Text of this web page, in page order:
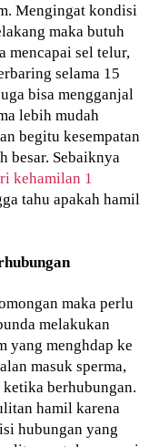
Mengingat kondisi
maka butuh
mencapai sel telur,
selama 15
bisa mengganjal
lebih mudah
begitu kesempatan
besar. Sebaiknya
kehamilan 1
tahu apakah hamil
maka perlu
melakukan
yang menghdap ke
masuk sperma,
berhubungan.
hamil karena
hubungan yang